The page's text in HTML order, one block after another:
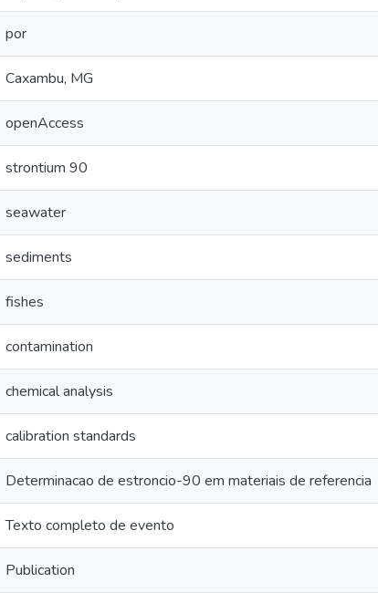
por
Caxambu, MG
openAccess
strontium 90
seawater
sediments
fishes
contamination
chemical analysis
calibration standards
Determinacao de estroncio-90 em materiais de referencia
Texto completo de evento
Publication